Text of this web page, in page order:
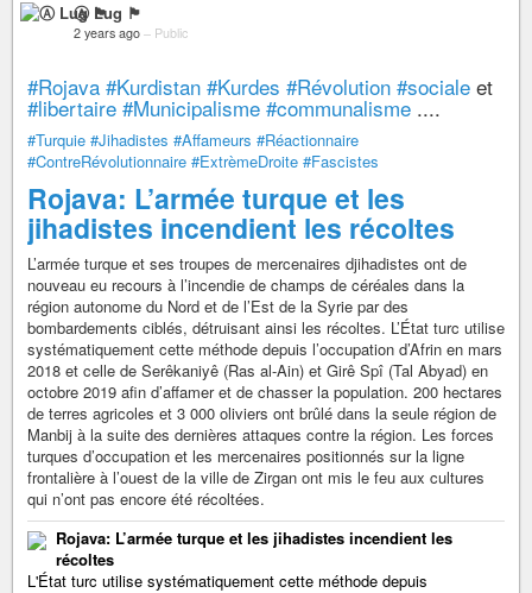
Ⓐ Lug 🏴
2 years ago – Public
#Rojava #Kurdistan #Kurdes #Révolution #sociale et
#libertaire #Municipalisme #communalisme ....
#Turquie #Jihadistes #Affameurs #Réactionnaire
#ContreRévolutionnaire #ExtrèmeDroite #Fascistes
Rojava: L’armée turque et les
jihadistes incendient les récoltes
L’armée turque et ses troupes de mercenaires djihadistes ont de
nouveau eu recours à l’incendie de champs de céréales dans la
région autonome du Nord et de l’Est de la Syrie par des
bombardements ciblés, détruisant ainsi les récoltes. L’État turc utilise
systématiquement cette méthode depuis l’occupation d’Afrin en mars
2018 et celle de Serêkaniyê (Ras al-Ain) et Girê Spî (Tal Abyad) en
octobre 2019 afin d’affamer et de chasser la population. 200 hectares
de terres agricoles et 3 000 oliviers ont brûlé dans la seule région de
Manbij à la suite des dernières attaques contre la région. Les forces
turques d’occupation et les mercenaires positionnés sur la ligne
frontalière à l’ouest de la ville de Zirgan ont mis le feu aux cultures
qui n’ont pas encore été récoltées.
Rojava: L’armée turque et les jihadistes incendient les
récoltes
L'État turc utilise systématiquement cette méthode depuis